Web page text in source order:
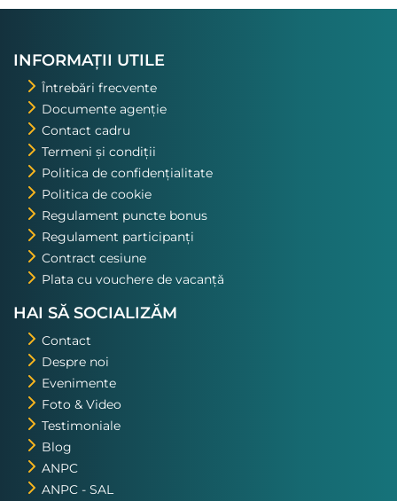
INFORMAȚII UTILE
Întrebări frecvente
Documente agenție
Contact cadru
Termeni și condiții
Politica de confidențialitate
Politica de cookie
Regulament puncte bonus
Regulament participanți
Contract cesiune
Plata cu vouchere de vacanță
HAI SĂ SOCIALIZĂM
Contact
Despre noi
Evenimente
Foto & Video
Testimoniale
Blog
ANPC
ANPC - SAL